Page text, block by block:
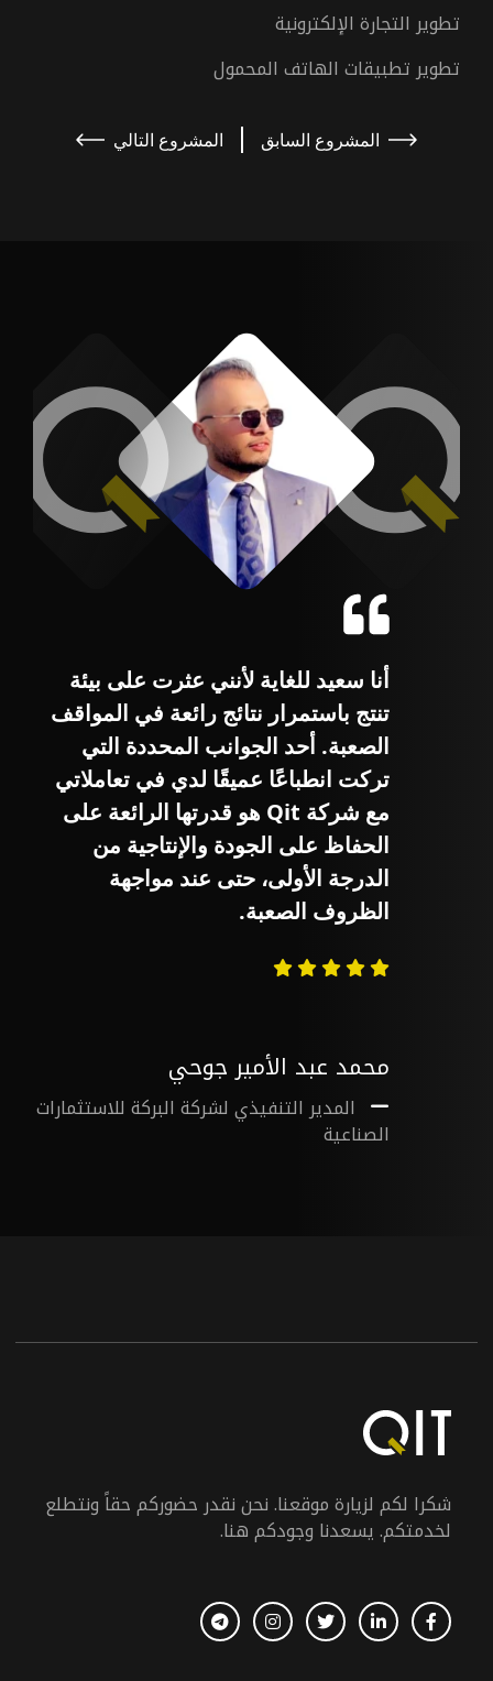
تطوير التجارة الإلكترونية
تطوير تطبيقات الهاتف المحمول
المشروع السابق المشروع التالي
أنا سعيد للغاية لأنني عثرت على بيئة
تنتج باستمرار نتائج رائعة في المواقف
الصعبة. أحد الجوانب المحددة التي
تركت انطباعًا عميقًا لدي في تعاملاتي
مع شركة Qit هو قدرتها الرائعة على
الحفاظ على الجودة والإنتاجية من
الدرجة الأولى، حتى عند مواجهة
الظروف الصعبة.
محمد عبد الأمير جوحي
المدير التنفيذي لشركة البركة للاستثمارات
الصناعية
شكرا لكم لزيارة موقعنا. نحن نقدر حضوركم حقاً ونتطلع
لخدمتكم. يسعدنا وجودكم هنا.